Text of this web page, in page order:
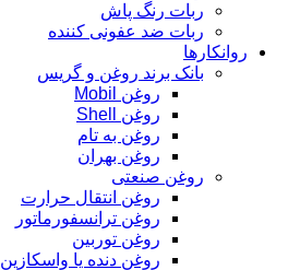
ربات رنگ پاش
ربات ضد عفونی کننده
روانکارها
بانک برند روغن و گریس
روغن Mobil
روغن Shell
روغن به تام
روغن بهران
روغن صنعتی
روغن انتقال حرارت
روغن ترانسفورماتور
روغن توربین
روغن دنده یا واسکازین